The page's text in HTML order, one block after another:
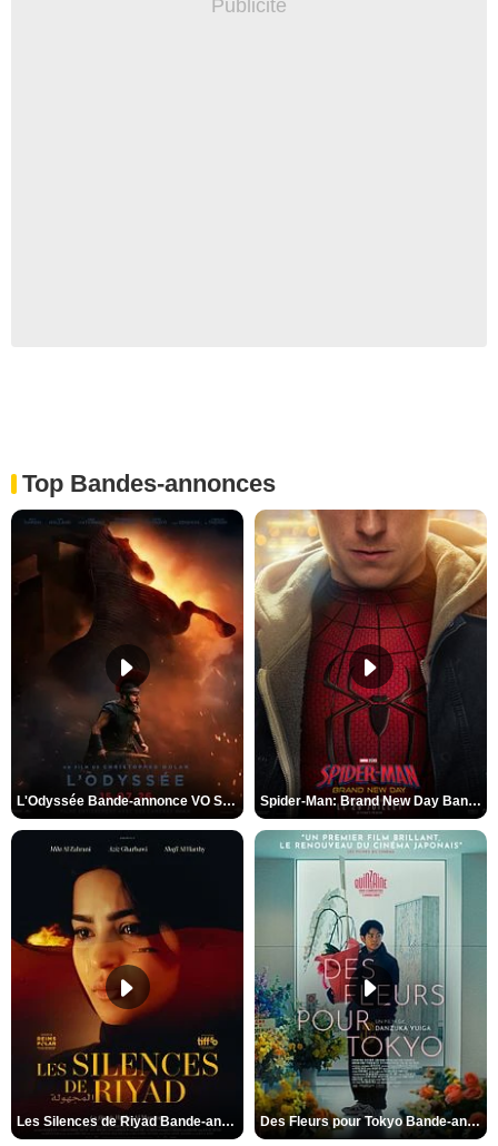
Top Bandes-annonces
L'Odyssée Bande-annonce VO STFR Spider-Man: Brand New Day Bande-annonce VO STFR
Les Silences de Riyad Bande-annonce VO STFR Des Fleurs pour Tokyo Bande-annonce VO STFR